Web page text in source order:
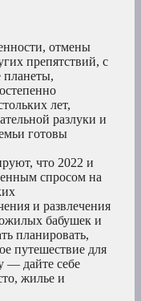
отмены
препятствий, с
планеты,
лет,
разлуки и
готовы
что 2022 и
спросом на
и развлечения
бабушек и
планировать,
путешествие для
— дайте себе
жилье и